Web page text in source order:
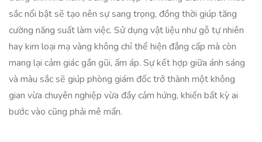
sắc nổi bật sẽ tạo nên sự sang trọng, đồng thời giúp tăng
cường năng suất làm việc. Sử dụng vật liệu như gỗ tự nhiên
hay kim loại mạ vàng không chỉ thể hiện đẳng cấp mà còn
mang lại cảm giác gần gũi, ấm áp. Sự kết hợp giữa ánh sáng
và màu sắc sẽ giúp phòng giám đốc trở thành một không
gian vừa chuyên nghiệp vừa đầy cảm hứng, khiến bất kỳ ai
bước vào cũng phải mê mẩn.